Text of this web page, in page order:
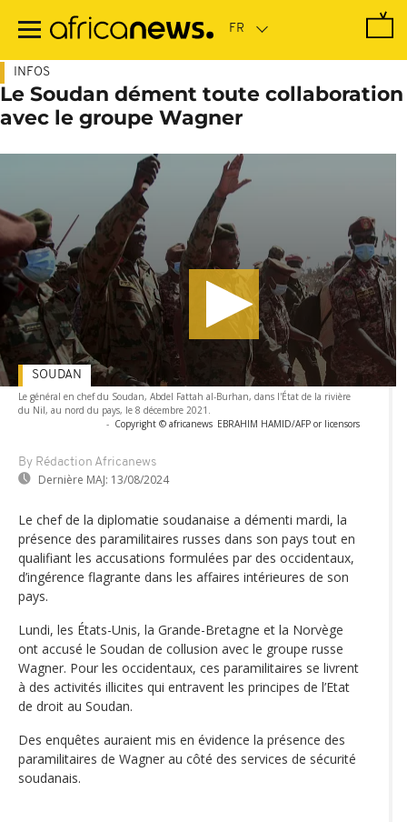
contenu
INFOS
Le Soudan dément toute collaboration
avec le groupe Wagner
Le général en chef du Soudan, Abdel Fattah al-Burhan, dans l'État de la rivière
du Nil, au nord du pays, le 8 décembre 2021.
- Copyright © africanews EBRAHIM HAMID/AFP or licensors
By Rédaction Africanews
Dernière MAJ: 13/08/2024
SOUDAN
Le chef de la diplomatie soudanaise a démenti mardi, la
présence des paramilitaires russes dans son pays tout en
qualifiant les accusations formulées par des occidentaux,
d’ingérence flagrante dans les affaires intérieures de son
pays.
Lundi, les États-Unis, la Grande-Bretagne et la Norvège
ont accusé le Soudan de collusion avec le groupe russe
Wagner. Pour les occidentaux, ces paramilitaires se livrent
à des activités illicites qui entravent les principes de l’Etat
de droit au Soudan.
Des enquêtes auraient mis en évidence la présence des
paramilitaires de Wagner au côté des services de sécurité
soudanais.